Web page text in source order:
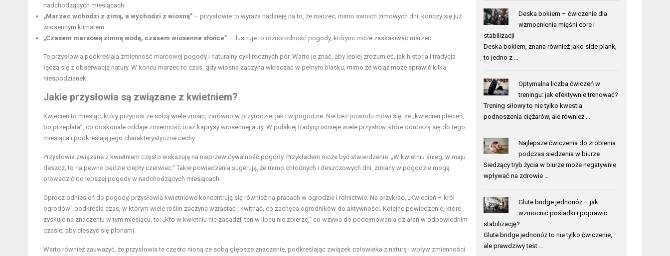
nadchodzących miesiącach.
„Marzec wchodzi z zimą, a wychodzi z wiosną” – przysłowie to wyraża nadzieję na to, że marzec, mimo swoich zimowych dni, kończy się już
wiosennym klimatem.
„Czasem marsową zimną wodą, czasem wiosenne słońce” – ilustruje to różnorodność pogody, którymi może zaskakiwać marzec.
Te przysłowia podkreślają zmienność marcowej pogody i naturalny cykl rocznych pór. Warto je znać, aby lepiej zrozumieć, jak historia i tradycja
łączą się z obserwacją natury. W końcu marzec to czas, gdy wiosna zaczyna wkraczać w pełnym blasku, mimo że wciąż może sprawić kilka
niespodzianek.
Jakie przysłowia są związane z kwietniem?
Kwiecień to miesiąc, który przynosi ze sobą wiele zmian, zarówno w przyrodzie, jak i w pogodzie. Nie bez powodu mówi się, że „kwiecień plecień,
bo przeplata”, co doskonale oddaje zmienność oraz kaprysy wiosennej aury. W polskiej tradycji istnieje wiele przysłów, które odnoszą się do tego
miesiąca i podkreślają jego charakterystyczne cechy.
Przysłowia związane z kwietniem często wskazują na nieprzewidywalność pogody. Przykładem może być stwierdzenie: „W kwietniu śnieg, w maju
deszcz, to na pewno będzie ciepły czerwiec.” Takie powiedzenia sugerują, że mimo chłodnych i deszczowych dni, zmiany w pogodzie mogą
prowadzić do lepszej pogody w nadchodzących miesiącach.
Oprócz odniesień do pogody, przysłowia kwietniowe koncentrują się również na pracach w ogrodzie i rolnictwie. Na przykład, „Kwiecień – król
ogrodów” podkreśla czas, w którym wiele roślin zaczyna wzrastać i kwitnąć, co zachęca ogrodników do aktywności. Kolejne powiedzenie, które
zyskuje na znaczeniu w tym miesiącu, to: „Kto w kwietniu nie zasadzi, ten w lipcu nie zbierze,” co wzywa do podejmowania działań w odpowiednim
czasie, aby cieszyć się plonami.
Warto również zauważyć, że przysłowia te często niosą ze sobą głębsze znaczenie, podkreślając związek człowieka z naturą i wpływ zmienności
Deska bokiem – ćwiczenie dla
wzmocnienia mięśni core i
stabilizacji
Deska bokiem, znana również jako side plank,
to jedno z …
Optymalna liczba ćwiczeń w
treningu: jak efektywnie trenować?
Trening siłowy to nie tylko kwestia
podnoszenia ciężarów, ale również …
Najlepsze ćwiczenia do zrobienia
podczas siedzenia w biurze
Siedzący tryb życia w biurze może negatywnie
wpływać na zdrowie …
Glute bridge jednonóż – jak
wzmocnić pośladki i poprawić
stabilizację?
Glute bridge jednonóż to nie tylko ćwiczenie,
ale prawdziwy test …